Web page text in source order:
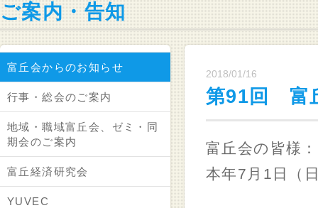
ご案内・告知
富丘会からのお知らせ
行事・総会のご案内
地域・職域富丘会、ゼミ・同
期会のご案内
富丘経済研究会
YUVEC
2018/01/16
第91回 富
富丘会の皆様：
本年7月1日（